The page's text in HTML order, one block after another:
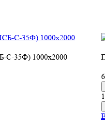
С-35Ф) 1000х2000
1